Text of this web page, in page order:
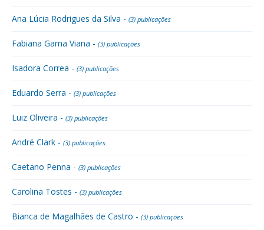
Ana Lúcia Rodrigues da Silva - (3) publicações
Fabiana Gama Viana - (3) publicações
Isadora Correa - (3) publicações
Eduardo Serra - (3) publicações
Luiz Oliveira - (3) publicações
André Clark - (3) publicações
Caetano Penna - (3) publicações
Carolina Tostes - (3) publicações
Bianca de Magalhães de Castro - (3) publicações